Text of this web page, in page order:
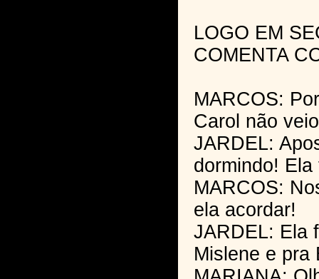
LOGO EM
COMENTA
MARCOS:
Carol não
JARDEL:
dormindo!
MARCOS:
ela acordar!
JARDEL: Ela
Mislene e pra